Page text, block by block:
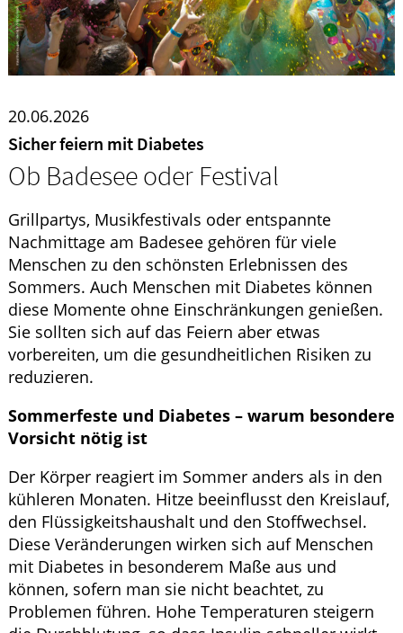
20.06.2026
Sicher feiern mit Diabetes
Ob Badesee oder Festival
Grillpartys, Musikfestivals oder entspannte
Nachmittage am Badesee gehören für viele
Menschen zu den schönsten Erlebnissen des
Sommers. Auch Menschen mit Diabetes können
diese Momente ohne Einschränkungen genießen.
Sie sollten sich auf das Feiern aber etwas
vorbereiten, um die gesundheitlichen Risiken zu
reduzieren.
Sommerfeste und Diabetes – warum besondere
Vorsicht nötig ist
Der Körper reagiert im Sommer anders als in den
kühleren Monaten. Hitze beeinflusst den Kreislauf,
den Flüssigkeitshaushalt und den Stoffwechsel.
Diese Veränderungen wirken sich auf Menschen
mit Diabetes in besonderem Maße aus und
können, sofern man sie nicht beachtet, zu
Problemen führen. Hohe Temperaturen steigern